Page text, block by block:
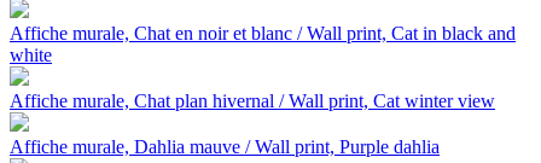
Affiche murale, Chat en noir et blanc / Wall print, Cat in black and
white
Affiche murale, Chat plan hivernal / Wall print, Cat winter view
Affiche murale, Dahlia mauve / Wall print, Purple dahlia